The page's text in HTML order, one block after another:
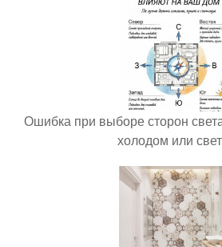
Ошибка при выборе сторон
холодом или